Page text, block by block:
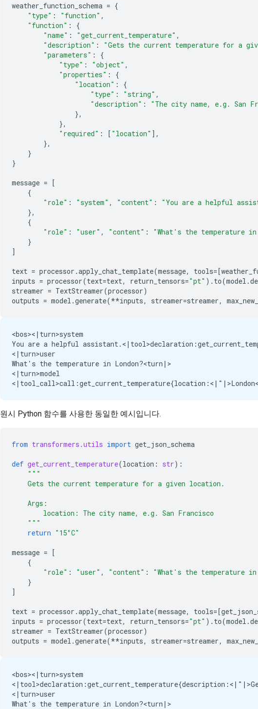
weather_function_schema = {
"type" : "function" ,
"function" :
{
"name" : "get_current_temperature" ,
"description" : "Gets the current temperature for a
"parameters" :
{
"type" : "object" ,
"properties" :
{
"location" :
{
"type" : "string" ,
"description" : "The city name, e.g. San
},
},
"required" : [ "location" ],
},
}
}
message = [
{
"role" : "system" , "content" :
"You are a helpful
},
{
"role" : "user" , "content" :
"What's the temperature in
}
]
text = processor .apply_chat_template(message, tools=[
inputs = processor(text=text, return_tensors="pt" ) . to(model .
streamer = TextStreamer(processor)
outputs = model .generate(**inputs, streamer=streamer,
<bos><|turn>system
You are a helpful
<|turn>user
What's the temperature in London?<turn|>
<|turn>model
원시 Python 함수를 사용한 동일한 예시입니다.
from transformers.utils import get_json_schema
def get_current_temperature(location : str):
"""
    Gets the current temperature for a given location.
    Args:
        location: The city name, e.g. San Francisco
    """
return "15°C"
message = [
{
"role" : "user" , "content" :
"What's the temperature in
}
]
text = processor .apply_chat_template(message, tools=[
inputs = processor(text=text, return_tensors="pt" ) . to(model .
streamer = TextStreamer(processor)
outputs = model .generate(**inputs, streamer=streamer,
<bos><|turn>system
<|turn>user
What's the temperature in London?<turn|>